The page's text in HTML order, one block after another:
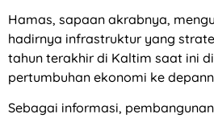
Hamas, sapaan akrabnya,
hadirnya infrastruktur yang
tahun terakhir di Kaltim saat ini
pertumbuhan ekonomi ke
Sebagai informasi,